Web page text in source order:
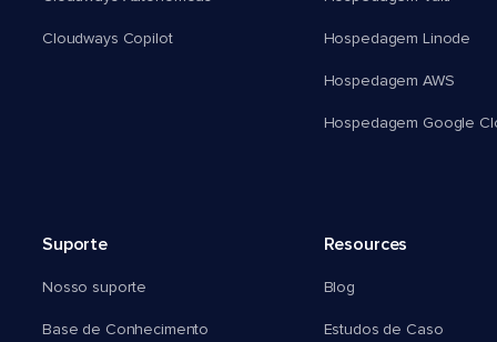
Cloudways Copilot Hospedagem Linode
Hospedagem AWS
Hospedagem Google
Suporte
Nosso suporte
Base de Conhecimento
Resources
Blog
Estudos de Caso